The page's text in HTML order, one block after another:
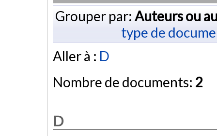
Grouper par: Auteurs ou
type de
Aller à : D
Nombre de documents: 2
D